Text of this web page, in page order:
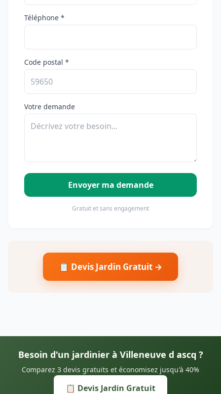
Téléphone *
Code postal *
Votre demande
Envoyer ma demande
Gratuit et sans engagement
📋 Devis Jardin Gratuit →
Besoin d'un jardinier à Villeneuve d ascq ?
Comparez 3 devis gratuits et économisez jusqu'à 40%
📋 Devis Jardin Gratuit